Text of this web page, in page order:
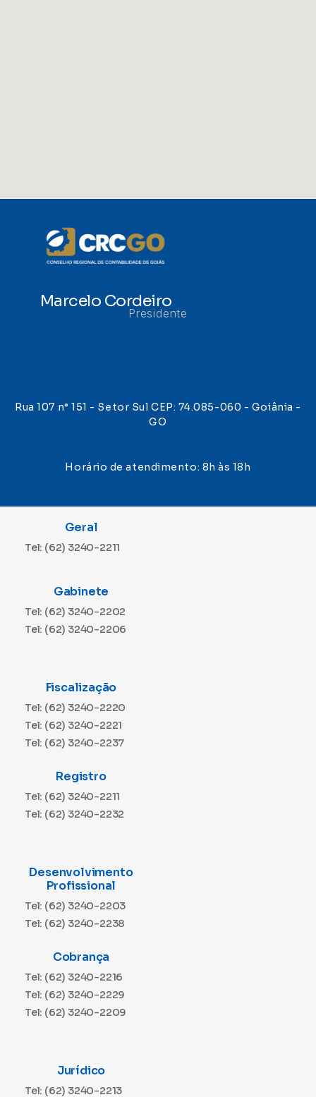
Marcelo Cordeiro
Presidente
Rua 107 n° 151 - Setor Sul CEP: 74.085-060 - Goiânia -
GO
Horário de atendimento: 8h às 18h
Geral
Tel: (62) 3240-2211
Gabinete
Tel: (62) 3240-2202
Tel: (62) 3240-2206
Fiscalização
Tel: (62) 3240-2220
Tel: (62) 3240-2221
Tel: (62) 3240-2237
Registro
Tel: (62) 3240-2211
Tel: (62) 3240-2232
Desenvolvimento
Profissional
Tel: (62) 3240-2203
Tel: (62) 3240-2238
Cobrança
Tel: (62) 3240-2216
Tel: (62) 3240-2229
Tel: (62) 3240-2209
Jurídico
Tel: (62) 3240-2213